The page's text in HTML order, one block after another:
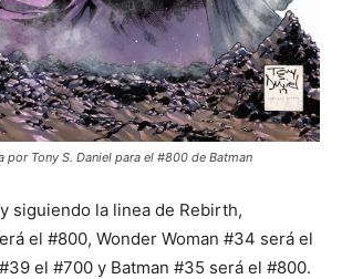
por Tony S. Daniel para el #800 de Batman
siguiendo la linea de Rebirth,
el #800, Wonder Woman #34 será el
el #700 y Batman #35 será el #800.